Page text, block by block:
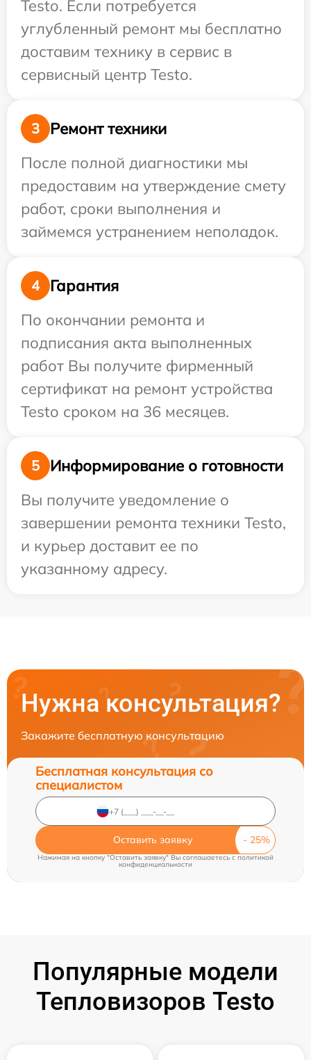
Testo. Если потребуется
углубленный ремонт мы бесплатно
доставим технику в сервис в
сервисный центр Testo.
3
Ремонт техники
После полной диагностики мы
предоставим на утверждение смету
работ, сроки выполнения и
займемся устранением неполадок.
4
Гарантия
По окончании ремонта и
подписания акта выполненных
работ Вы получите фирменный
сертификат на ремонт устройства
Testo сроком на 36 месяцев.
5
Информирование о готовности
Вы получите уведомление о
завершении ремонта техники Testo,
и курьер доставит ее по
указанному адресу.
Нужна консультация?
Закажите бесплатную консультацию
Бесплатная консультация со
специалистом
Оставить заявку
Нажимая на кнопку "Оставить заявку" Вы соглашаетесь c политикой
конфиденциальности
Популярные модели
Тепловизоров Testo